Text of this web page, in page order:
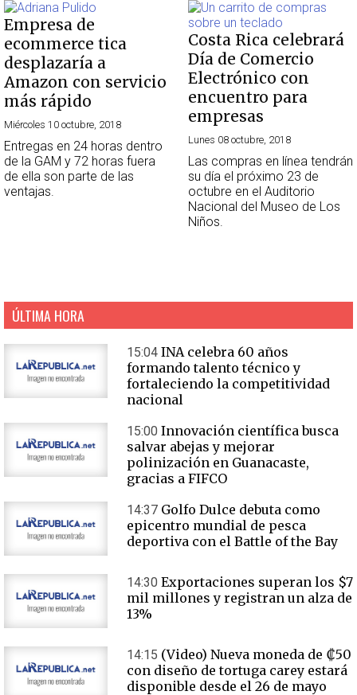
Empresa de
ecommerce tica
desplazaría a
Amazon con servicio
más rápido
Miércoles 10 octubre, 2018
Entregas en 24 horas dentro
de la GAM y 72 horas fuera
de ella son parte de las
ventajas.
Costa Rica celebrará
Día de Comercio
Electrónico con
encuentro para
empresas
Lunes 08 octubre, 2018
Las compras en línea tendrán
su día el próximo 23 de
octubre en el Auditorio
Nacional del Museo de Los
Niños.
ÚLTIMA HORA
15:04 INA celebra 60 años
formando talento técnico y
fortaleciendo la competitividad
nacional
15:00 Innovación científica busca
salvar abejas y mejorar
polinización en Guanacaste,
gracias a FIFCO
14:37 Golfo Dulce debuta como
epicentro mundial de pesca
deportiva con el Battle of the Bay
14:30 Exportaciones superan los $7
mil millones y registran un alza de
13%
14:15 (Video) Nueva moneda de ₡50
con diseño de tortuga carey estará
disponible desde el 26 de mayo